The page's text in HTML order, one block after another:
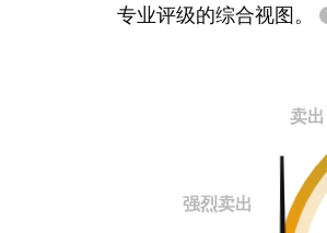
专业评级的综合视图。
卖出
强烈卖出